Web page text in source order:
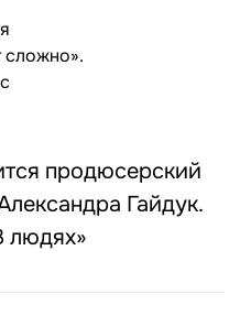
продюсерский
Гайдук.
людях»